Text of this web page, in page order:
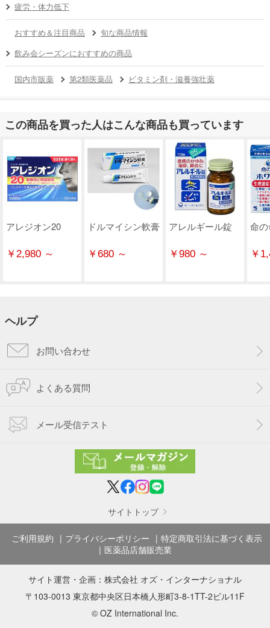
疲労・体力低下
おすすめ＆注目商品
旬な商品情報
飲み会シーズンにおすすめの商品
国内市販薬 第2類医薬品 ビタミン剤・滋養強壮薬
この商品を買った人はこんな商品も買っています
アレジオン20
￥2,980 ～
ドルマイシン軟膏
￥680 ～
アレルギール錠
￥980 ～
命
￥
ヘルプ
お問い合わせ
よくある質問
メール受信テスト
サイトトップ
ご利用規約 プライバシーポリシー
特定商取引法に基づく表示
医薬品店舗販売業
サイト運営・企画： 株式会社 オズ・インターナショナル
〒103-0013 東京都中央区日本橋人形町3-8-1TT-2ビル11F
© OZ International Inc.